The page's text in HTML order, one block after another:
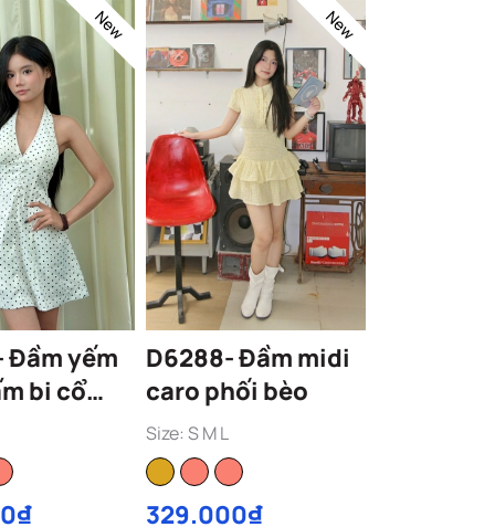
New
bi cổ
New
D6288- Đầm midi
caro phối bèo
Size: S M L
329.000₫